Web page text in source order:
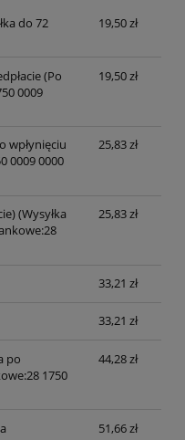
do 72
19,50 zł
(Po
0009
19,50 zł
wpłynięciu
0009 0000
25,83 zł
(Wysyłka
25,83 zł
33,21 zł
33,21 zł
po
1750
44,28 zł
51,66 zł